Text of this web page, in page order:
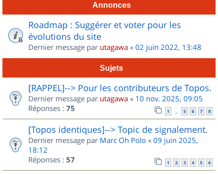
Annonces
Roadmap : Suggérer et voter pour les
évolutions du site
Dernier message par utagawa « 02 juin 2022, 13:48
Sujets
[RAPPEL]--> Pour les contributeurs de Topos.
Dernier message par utagawa « 10 nov. 2025, 09:05
Réponses : 75 1 … 5 6 7 8
[Topos identiques]--> Topic de signalement.
Dernier message par Marc Oh Polo « 09 juin 2025,
18:12
Réponses : 57 1 2 3 4 5 6